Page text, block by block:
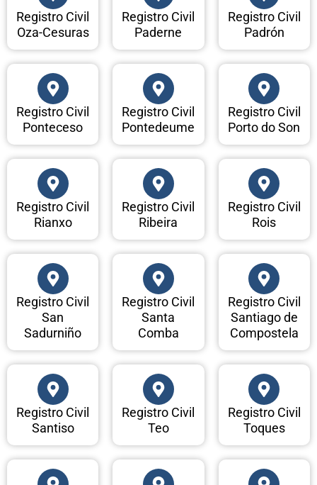
Registro Civil
Oza-Cesuras
Registro Civil
Paderne
Registro Civil
Padrón
Registro Civil
Ponteceso
Registro Civil
Pontedeume
Registro Civil
Porto do Son
Registro Civil
Rianxo
Registro Civil
Ribeira
Registro Civil
Rois
Registro Civil
San
Sadurniño
Registro Civil
Santa
Comba
Registro Civil
Santiago de
Compostela
Registro Civil
Santiso
Registro Civil
Teo
Registro Civil
Toques